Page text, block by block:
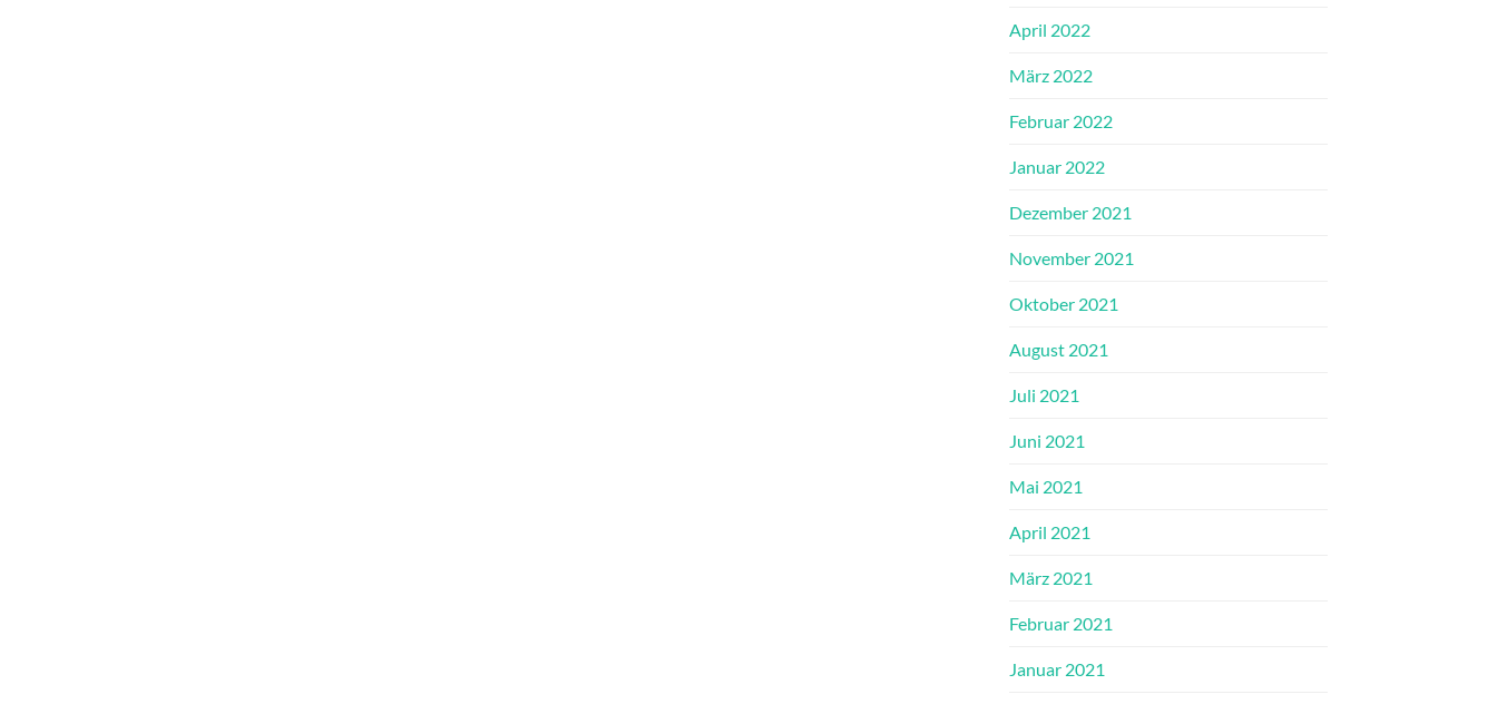
April 2022
März 2022
Februar 2022
Januar 2022
Dezember 2021
November 2021
Oktober 2021
August 2021
Juli 2021
Juni 2021
Mai 2021
April 2021
März 2021
Februar 2021
Januar 2021